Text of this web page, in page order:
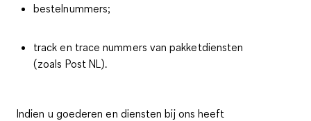
bestelnummers;
track en trace nummers van pakketdiensten
(zoals Post NL).
Indien u goederen en diensten bij ons heeft